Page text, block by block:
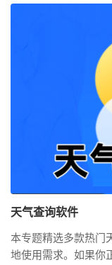
天气查询软件
本专题精选多款热门
地使用需求。如果你